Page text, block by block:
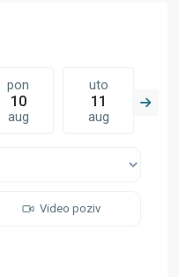
pon
10
aug
uto
11
aug
Video poziv